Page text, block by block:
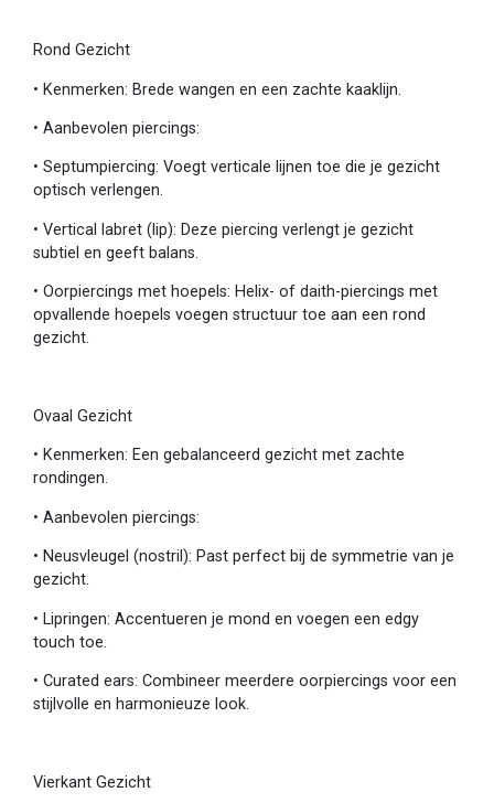
Rond Gezicht
• Kenmerken: Brede wangen en een zachte kaaklijn.
• Aanbevolen piercings:
• Septumpiercing: Voegt verticale lijnen toe die je gezicht
optisch verlengen.
• Vertical labret (lip): Deze piercing verlengt je gezicht
subtiel en geeft balans.
• Oorpiercings met hoepels: Helix- of daith-piercings met
opvallende hoepels voegen structuur toe aan een rond
gezicht.
Ovaal Gezicht
• Kenmerken: Een gebalanceerd gezicht met zachte
rondingen.
• Aanbevolen piercings:
• Neusvleugel (nostril): Past perfect bij de symmetrie van je
gezicht.
• Lipringen: Accentueren je mond en voegen een edgy
touch toe.
• Curated ears: Combineer meerdere oorpiercings voor een
stijlvolle en harmonieuze look.
Vierkant Gezicht